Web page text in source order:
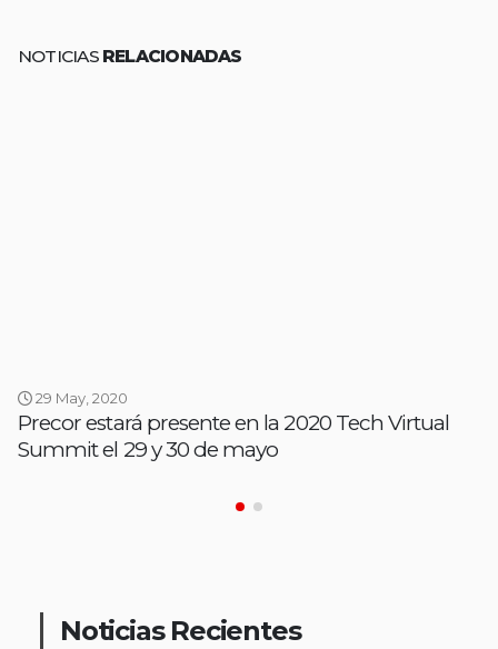
NOTICIAS RELACIONADAS
29 May, 2020
Precor estará presente en la 2020 Tech Virtual
Summit el 29 y 30 de mayo
Noticias Recientes